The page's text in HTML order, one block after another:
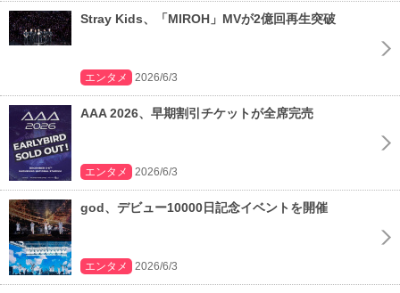
Stray Kids、「MIROH」MVが2億回再生突破
エンタメ 2026/6/3
AAA 2026、早期割引チケットが全席完売
エンタメ 2026/6/3
god、デビュー10000日記念イベントを開催
エンタメ 2026/6/3